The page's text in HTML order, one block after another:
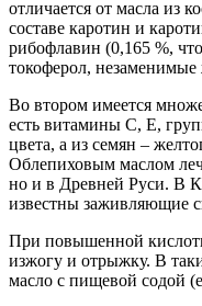
отличается от масла из
составе каротин и
рибофлавин (0,165 %,
токоферол,
Во втором имеется
есть витамины С, Е,
цвета, а из семян –
Облепиховым маслом
но и в Древней Руси. В
известны заживляющие
При повышенной
изжогу и отрыжку. В
масло с пищевой содой